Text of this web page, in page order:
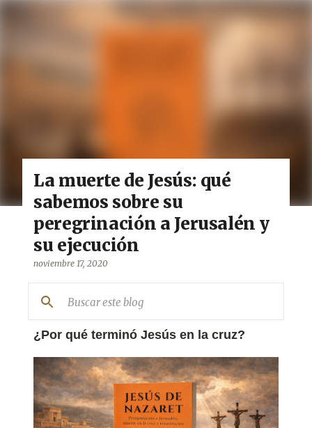
Ir al contenido principal
José Antonio
Cabezas
La muerte de Jesús: qué
sabemos sobre su
peregrinación a Jerusalén y
su ejecución
noviembre 17, 2020
¿Por qué terminó Jesús en la cruz?